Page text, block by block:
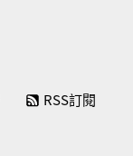
RSS訂閱